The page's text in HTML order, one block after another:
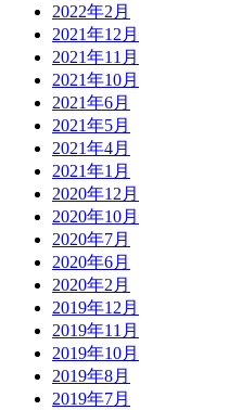
2022年2月
2021年12月
2021年11月
2021年10月
2021年6月
2021年5月
2021年4月
2021年1月
2020年12月
2020年10月
2020年7月
2020年6月
2020年2月
2019年12月
2019年11月
2019年10月
2019年8月
2019年7月